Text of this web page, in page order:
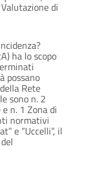
di
ha lo scopo
possano
Rete
sono n. 2
n. 1 Zona di
normativi
e “Uccelli”, il